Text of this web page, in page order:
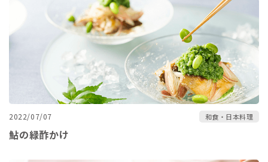
2022/07/07 和食・日本料理
鮎の緑酢かけ